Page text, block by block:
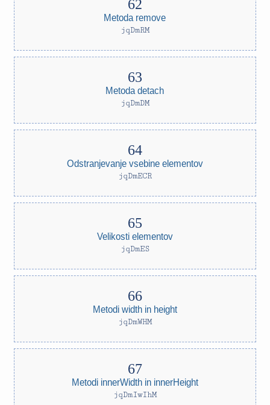
Metoda remove
jqDmRM
Metoda detach
jqDmDM
Odstranjevanje vsebine elementov
jqDmECR
Velikosti elementov
jqDmES
Metodi width in height
jqDmWHM
Metodi innerWidth in innerHeight
jqDmIwIhM